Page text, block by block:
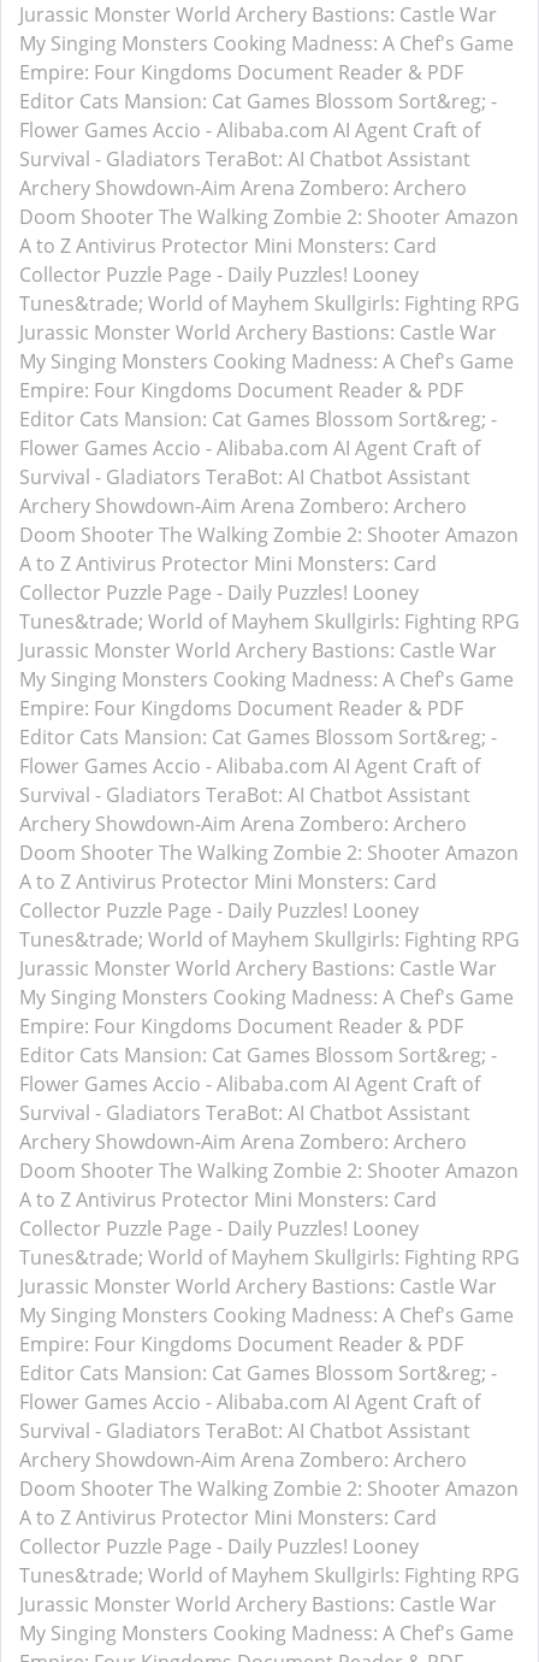
Jurassic Monster World Archery Bastions: Castle War
My Singing Monsters Cooking Madness: A Chef's Game
Empire: Four Kingdoms Document Reader & PDF
Editor Cats Mansion: Cat Games Blossom Sort&reg; -
Flower Games Accio - Alibaba.com AI Agent Craft of
Survival - Gladiators TeraBot: AI Chatbot Assistant
Archery Showdown-Aim Arena Zombero: Archero
Doom Shooter The Walking Zombie 2: Shooter Amazon
A to ZAntivirus Protector Mini Monsters: Card
Collector Puzzle Page - Daily Puzzles! Looney
Tunes&trade; World of Mayhem Skullgirls: Fighting RPG
Jurassic Monster World Archery Bastions: Castle War
My Singing Monsters Cooking Madness: A Chef's Game
Empire: Four Kingdoms Document Reader & PDF
Editor Cats Mansion: Cat Games Blossom Sort&reg; -
Flower Games Accio - Alibaba.com AI Agent Craft of
Survival - Gladiators TeraBot: AI Chatbot Assistant
Archery Showdown-Aim Arena Zombero: Archero
Doom Shooter The Walking Zombie 2: Shooter Amazon
A to ZAntivirus Protector Mini Monsters: Card
Collector Puzzle Page - Daily Puzzles! Looney
Tunes&trade; World of Mayhem Skullgirls: Fighting RPG
Jurassic Monster World Archery Bastions: Castle War
My Singing Monsters Cooking Madness: A Chef's Game
Empire: Four Kingdoms Document Reader & PDF
Editor Cats Mansion: Cat Games Blossom Sort&reg; -
Flower Games Accio - Alibaba.com AI Agent Craft of
Survival - Gladiators TeraBot: AI Chatbot Assistant
Archery Showdown-Aim Arena Zombero: Archero
Doom Shooter The Walking Zombie 2: Shooter Amazon
A to ZAntivirus Protector Mini Monsters: Card
Collector Puzzle Page - Daily Puzzles! Looney
Tunes&trade; World of Mayhem Skullgirls: Fighting RPG
Jurassic Monster World Archery Bastions: Castle War
My Singing Monsters Cooking Madness: A Chef's Game
Empire: Four Kingdoms Document Reader & PDF
Editor Cats Mansion: Cat Games Blossom Sort&reg; -
Flower Games Accio - Alibaba.com AI Agent Craft of
Survival - Gladiators TeraBot: AI Chatbot Assistant
Archery Showdown-Aim Arena Zombero: Archero
Doom Shooter The Walking Zombie 2: Shooter Amazon
A to ZAntivirus Protector Mini Monsters: Card
Collector Puzzle Page - Daily Puzzles! Looney
Tunes&trade; World of Mayhem Skullgirls: Fighting RPG
Jurassic Monster World Archery Bastions: Castle War
My Singing Monsters Cooking Madness: A Chef's Game
Empire: Four Kingdoms Document Reader & PDF
Editor Cats Mansion: Cat Games Blossom Sort&reg; -
Flower Games Accio - Alibaba.com AI Agent Craft of
Survival - Gladiators TeraBot: AI Chatbot Assistant
Archery Showdown-Aim Arena Zombero: Archero
Doom Shooter The Walking Zombie 2: Shooter Amazon
A to ZAntivirus Protector Mini Monsters: Card
Collector Puzzle Page - Daily Puzzles! Looney
Tunes&trade; World of Mayhem Skullgirls: Fighting RPG
Jurassic Monster World Archery Bastions: Castle War
My Singing Monsters Cooking Madness: A Chef's Game